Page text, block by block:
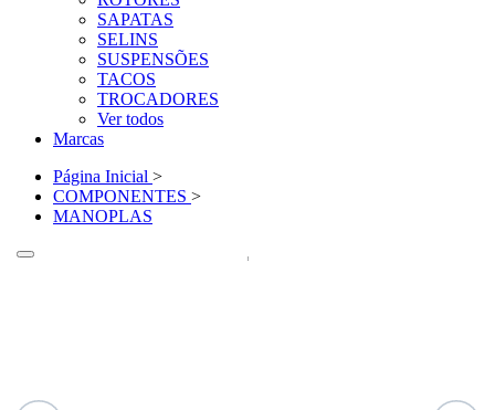
SAPATAS
SELINS
SUSPENSÕES
TACOS
TROCADORES
Ver todos
Marcas
Página Inicial >
COMPONENTES >
MANOPLAS